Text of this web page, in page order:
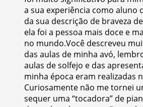
a sua experiência como aluno
da sua descrição de braveza
ela foi a pessoa mais doce e
no mundo.Você descreveu
das aulas de minha avó,
aulas de solfejo e das
minha época eram realizadas
Curiosamente não me tornei
sequer uma “tocadora” de